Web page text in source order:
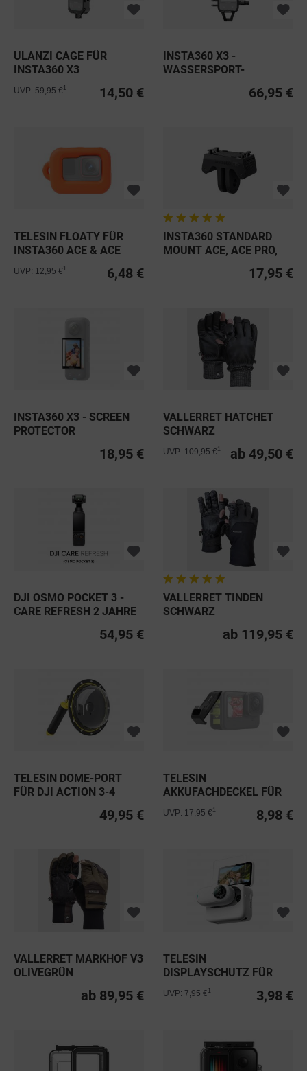
ULANZI CAGE FÜR
INSTA360 X3
14,50 €
UVP: 59,95 € 1
INSTA360 X3 -
WASSERSPORT-
66,95 €
TELESIN FLOATY FÜR
INSTA360 ACE & ACE
6,48 €
UVP: 12,95 € 1
INSTA360 STANDARD
MOUNT ACE, ACE PRO,
17,95 €
INSTA360 X3 - SCREEN
PROTECTOR
18,95 €
VALLERRET HATCHET
SCHWARZ
ab 49,50 €
UVP: 109,95 € 1
DJI OSMO POCKET 3 -
CARE REFRESH 2 JAHRE
54,95 €
VALLERRET TINDEN
SCHWARZ
ab 119,95 €
TELESIN DOME-PORT
FÜR DJI ACTION 3-4
49,95 €
TELESIN
AKKUFACHDECKEL FÜR
8,98 €
UVP: 17,95 € 1
VALLERRET MARKHOF V3
OLIVEGRÜN
ab 89,95 €
TELESIN
DISPLAYSCHUTZ FÜR
INSTA360 GO3 & GO3S
3,98 €
UVP: 7,95 € 1